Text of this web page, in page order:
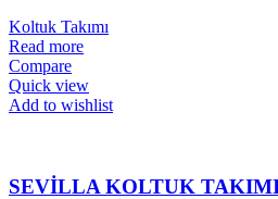
Koltuk Takımı
Read more
Compare
Quick view
Add to wishlist
SEVİLLA KOLTUK